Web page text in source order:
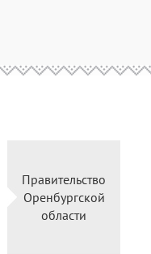
Правительство
Оренбургской
области